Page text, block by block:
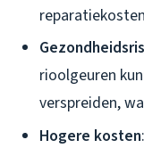
rioolgeuren
verspreiden,
Hogere kosten